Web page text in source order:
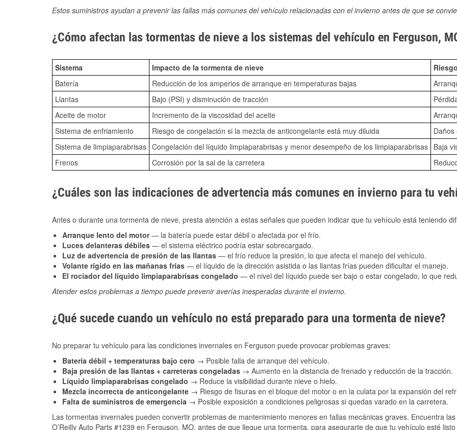
Estos suministros ayudan a prevenir las fallas más comunes del vehículo relacionadas con el invierno antes de que se
¿Cómo afectan las tormentas de nieve a los sistemas del vehículo en Ferguson,
Sistema Impacto de la tormenta de nieve
Batería
Reducción de los amperios de arranque en temperaturas bajas
Llantas
Bajo (PSI) y disminución de tracción
Aceite de motor
Incremento de la viscosidad del aceite
Sistema de enfriamiento
Riesgo de congelación si la mezcla de anticongelante está muy diluida
Sistema de limpiaparabrisas Congelación del líquido limpiaparabrisas y menor desempeño de los limpiaparabrisas Baja
Frenos
Corrosión por la sal de la carretera
¿Cuáles son las indicaciones de advertencia más comunes en invierno para tu
Antes o durante una tormenta de nieve, presta atención a estas señales que pueden indicar que tu vehículo está teniendo
Arranque lento del motor— la batería puede estar débil o afectada por el frío.
Luces delanteras débiles — el sistema eléctrico podría estar sobrecargado.
Luz de advertencia de presión de las llantas — el frío reduce la presión, lo que afecta el manejo del vehículo.
Volante rígido en las mañanas frías — el líquido de la dirección asistida o las llantas frías pueden dificultar el manejo.
El rociador del líquido limpiaparabrisas congelado — el nivel del líquido puede ser bajo o estar congelado, lo que
Atender estos problemas a tiempo puede prevenir averías inesperadas durante el invierno.
¿Qué sucede cuando un vehículo no está preparado para una tormenta de nieve?
No preparar tu vehículo para las condiciones invernales en Ferguson puede provocar problemas graves:
Batería débil + temperaturas bajo cero → Posible falla de arranque del vehículo.
Baja presión de las llantas + carreteras congeladas → Aumento en la distancia de frenado y reducción de la tracción.
Líquido limpiaparabrisas congelado → Reduce la visibilidad durante nieve o hielo.
Mezcla incorrecta de anticongelante → Riesgo de fisuras en el bloque del motor o en la culata por la expansión del
Falta de suministros de emergencia → Posible exposición a condiciones peligrosas si quedas varado en la carretera.
Las tormentas invernales pueden convertir problemas de mantenimiento menores en fallas mecánicas graves. Encuentra
O’Reilly Auto Parts #1239 en Ferguson, MO, antes de que llegue una tormenta, para asegurarte de que tu vehículo esté